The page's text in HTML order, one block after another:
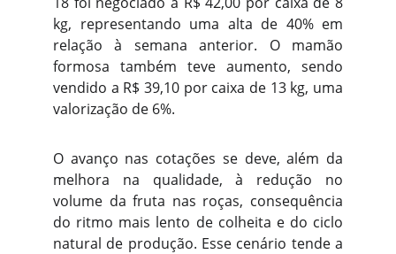
kg, representando uma alta de 40% em
relação à semana anterior. O mamão
formosa também teve aumento, sendo
vendido a R$ 39,10 por caixa de 13 kg, uma
valorização de 6%.
O avanço nas cotações se deve, além da
melhora na qualidade, à redução no
volume da fruta nas roças, consequência
do ritmo mais lento de colheita e do ciclo
natural de produção. Esse cenário tende a